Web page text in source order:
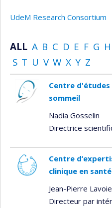
UdeM Research Consortium
ALL A B C D E F G H
S T U V W X Y Z
Centre d'études
sommeil
Nadia Gosselin
Directrice
Centre
clinique en
Jean-Pierre Lavoie
Directeur par